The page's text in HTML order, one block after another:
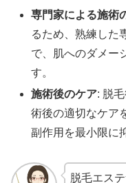
専門家による施術
るため、熟練した
で、肌へのダメー
す。
施術後のケア: 脱
術後の適切なケア
副作用を最小限に
脱毛エス